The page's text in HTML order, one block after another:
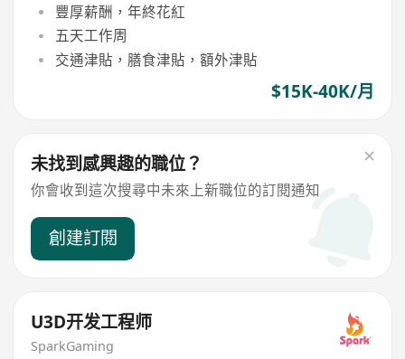
豐厚薪酬，年終花紅
五天工作周
交通津貼，膳食津貼，額外津貼
$15K-40K/月
未找到感興趣的職位？
你會收到這次搜尋中未來上新職位的訂閱通知
創建訂閱
U3D开发工程师
SparkGaming